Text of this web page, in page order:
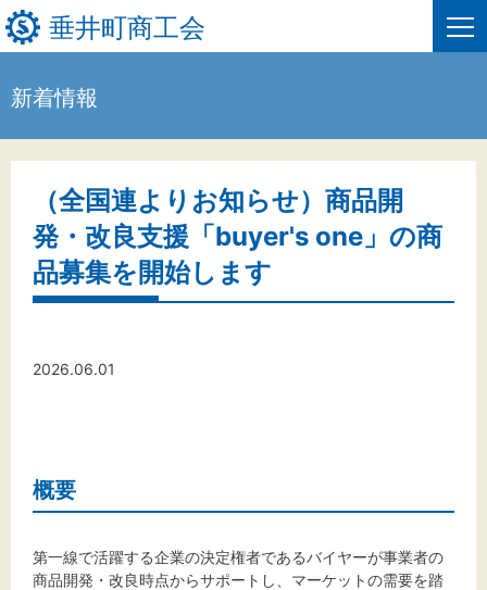
垂井町商工会
事業者・創業者の方へ
関係機関の方へ
文字サイズ
新着情報
（全国連よりお知らせ）商品開
発・改良支援「buyer's one」の商
品募集を開始します
2026.06.01
概要
第一線で活躍する企業の決定権者であるバイヤーが事業者の
商品開発・改良時点からサポートし、マーケットの需要を踏